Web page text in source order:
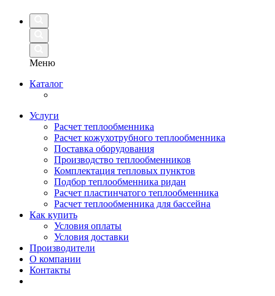
Меню
Каталог
Услуги
Расчет теплообменника
Расчет кожухотрубного теплообменника
Поставка оборудования
Производство теплообменников
Комплектация тепловых пунктов
Подбор теплообменника ридан
Расчет пластинчатого теплообменника
Расчет теплообменника для бассейна
Как купить
Условия оплаты
Условия доставки
Производители
О компании
Контакты